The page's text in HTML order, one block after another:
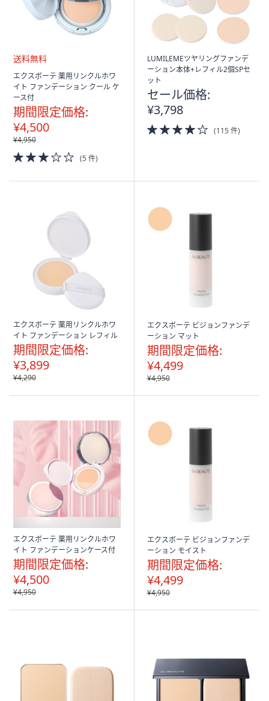
送
料
無
料
エクスボーテ 薬用リンクルホワ
イト ファンデーション クール ケ
ース付
期間限定価格:
¥4,500
¥4,950
3.0
of
(5 件)
LUMILEMEツヤリングファンデ
ーション本体+レフィル2個SPセ
ット
セール価格:
¥3,798
4.0
of
(115 件)
エクスボーテ 薬用リンクルホワ
イト ファンデーション レフィル
期間限定価格:
¥3,899
¥4,290
エクスボーテ ビジョンファンデ
ーション マット
期間限定価格:
¥4,499
¥4,950
エクスボーテ 薬用リンクルホワ
イト ファンデーションケース付
期間限定価格:
¥4,500
¥4,950
エクスボーテ ビジョンファンデ
ーション モイスト
期間限定価格:
¥4,499
¥4,950